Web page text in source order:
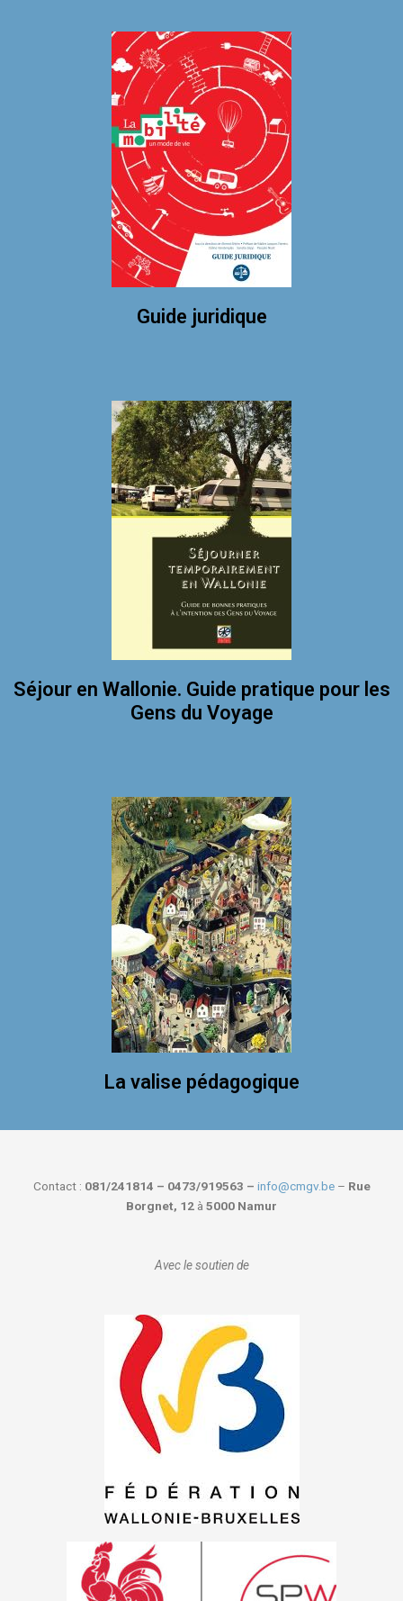
Guide juridique
Séjour en Wallonie. Guide pratique pour les
Gens du Voyage
La valise pédagogique
Contact : 081/241814 – 0473/919563 – info@cmgv.be– Rue
Borgnet, 12 à 5000 Namur
Avec le soutien de